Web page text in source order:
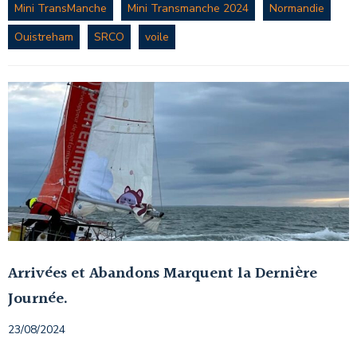
Mini TransManche
Mini Transmanche 2024
Normandie
Ouistreham
SRCO voile
Arrivées et Abandons Marquent la Dernière
Journée.
23/08/2024